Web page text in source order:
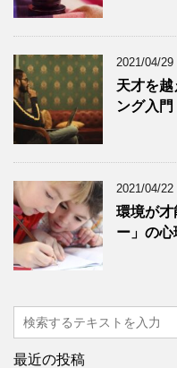
2021/04/29
天才を
ング入門
2021/04/22
環境が才
ー」の心
最近の投稿